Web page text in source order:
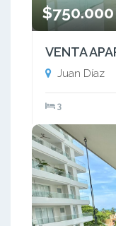
$750.000
Juan Díaz
3